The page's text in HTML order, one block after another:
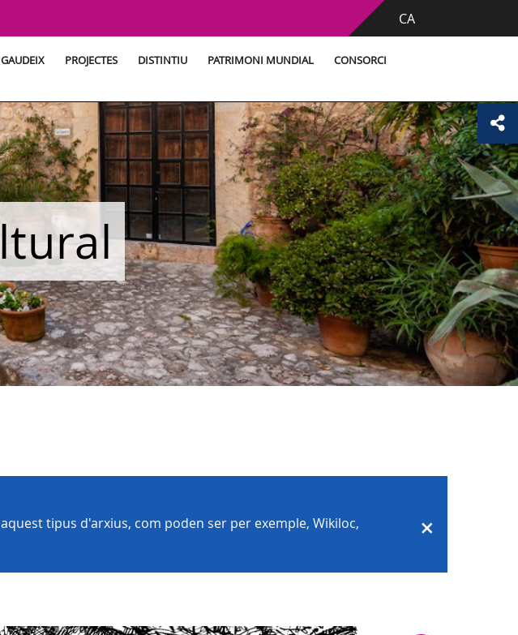
CA
GAUDEIX PROJECTES DISTINTIU PATRIMONI MUNDIAL CONSORCI
tipus d'arxius, com poden ser per exemple, Wikiloc,